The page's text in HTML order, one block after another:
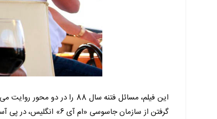
این فیلم، مسائل فتنه سال
گرفتن از سازمان